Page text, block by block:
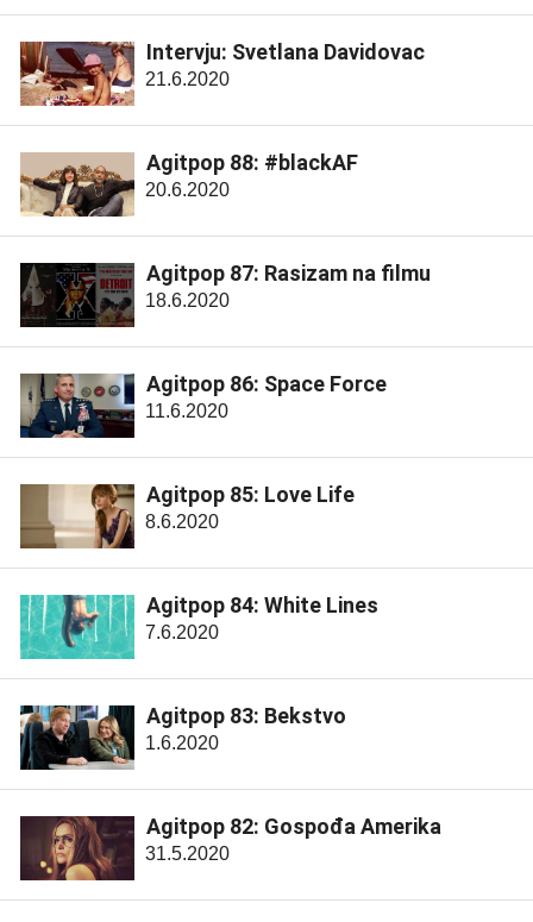
Intervju: Svetlana Davidovac
21.6.2020
Agitpop 88: #blackAF
20.6.2020
Agitpop 87: Rasizam na filmu
18.6.2020
Agitpop 86: Space Force
11.6.2020
Agitpop 85: Love Life
8.6.2020
Agitpop 84: White Lines
7.6.2020
Agitpop 83: Bekstvo
1.6.2020
Agitpop 82: Gospođa Amerika
31.5.2020